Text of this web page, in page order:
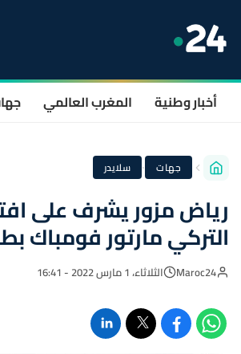
أخبار وطنية المغرب العالمي
جهات · سلايدر
رياض مزور يشرف على
التركي مارتور فومباك
Maroc24 الثلاثاء، 1 مارس 2022 - 16:41